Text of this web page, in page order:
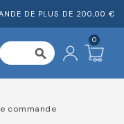
DE PLUS DE 200,00 €
search
0
commande